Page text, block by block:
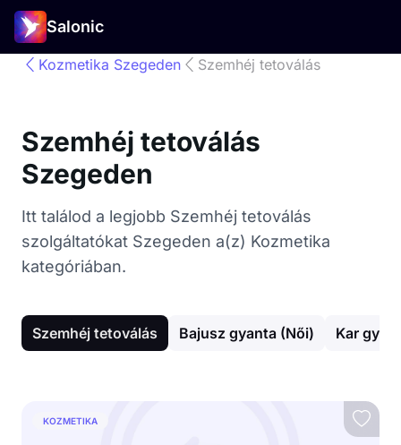
Salonic
Kozmetika Szegeden Szemhéj tetoválás
Szemhéj tetoválás
Szegeden
Itt találod a legjobb Szemhéj tetoválás
szolgáltatókat Szegeden a(z) Kozmetika
kategóriában.
Szemhéj tetoválás Bajusz gyanta (Női) Kar
KOZMETIKA